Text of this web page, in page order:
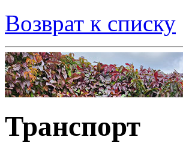
Возврат к списку
Транспорт